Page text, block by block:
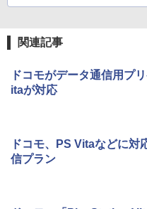
関連記事
ドコモがデータ通信用プ
itaが対応
ドコモ、PS Vitaなどに
信プラン